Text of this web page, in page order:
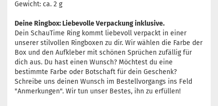
Gewicht: ca. 2 g
Deine Ringbox: Liebevolle Verpackung inklusive.
Dein SchauTime Ring kommt liebevoll verpackt in einer
unserer stilvollen Ringboxen zu dir. Wir wählen die Farbe der
Box und den Aufkleber mit schönen Sprüchen zufällig für
dich aus. Du hast einen Wunsch? Möchtest du eine
bestimmte Farbe oder Botschaft für dein Geschenk?
Schreibe uns deinen Wunsch im Bestellvorgangs ins Feld
"Anmerkungen". Wir tun unser Bestes, ihn zu erfüllen!